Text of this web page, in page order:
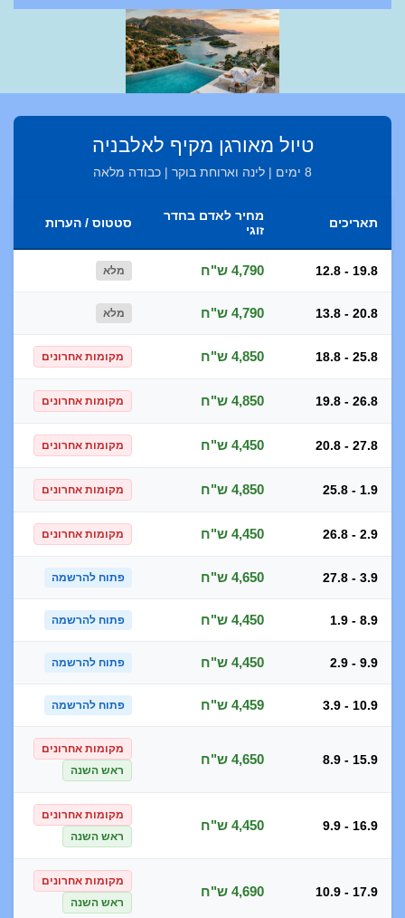
טיול מאורגן מקיף לאלבניה
8 ימים | לינה וארוחת בוקר | כבודה מלאה
תאריכים
מחיר לאדם בחדר
זוגי
סטטוס / הערות
12.8 - 19.8 4,790 ש"ח מלא
13.8 - 20.8 4,790 ש"ח מלא
18.8 - 25.8 4,850 ש"ח מקומות אחרונים
19.8 - 26.8 4,850 ש"ח מקומות אחרונים
20.8 - 27.8 4,450 ש"ח מקומות אחרונים
25.8 - 1.9 4,850 ש"ח מקומות אחרונים
26.8 - 2.9 4,450 ש"ח מקומות אחרונים
27.8 - 3.9 4,650 ש"ח פתוח להרשמה
1.9 - 8.9 4,450 ש"ח פתוח להרשמה
2.9 - 9.9 4,450 ש"ח פתוח להרשמה
3.9 - 10.9 4,459 ש"ח פתוח להרשמה
8.9 - 15.9 4,650 ש"ח
מקומות אחרונים
ראש השנה
9.9 - 16.9 4,450 ש"ח
מקומות אחרונים
ראש השנה
10.9 - 17.9 4,690 ש"ח
מקומות אחרונים
ראש השנה